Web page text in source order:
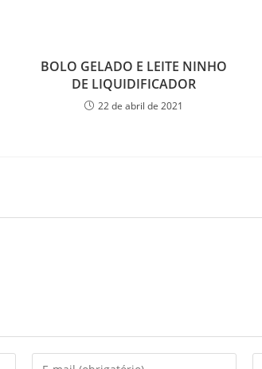
BOLO GELADO E LEITE NINHO
DE LIQUIDIFICADOR
22 de abril de 2021